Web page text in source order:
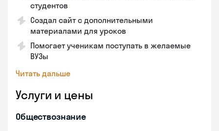
студентов
Создал сайт с дополнительными
материалами для уроков
Помогает ученикам поступать в желаемые
ВУЗы
Читать дальше
Услуги и цены
Обществознание